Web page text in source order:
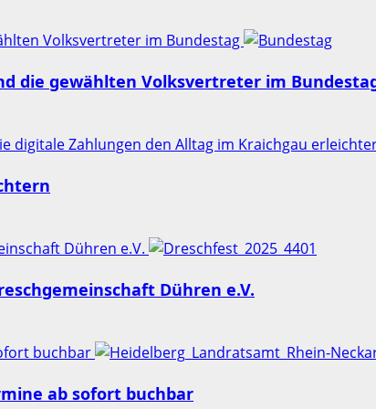
Volksvertreter im Bundestag
die gewählten Volksvertreter im
Dühren e.V.
Dühren e.V.
buchbar
ab sofort buchbar